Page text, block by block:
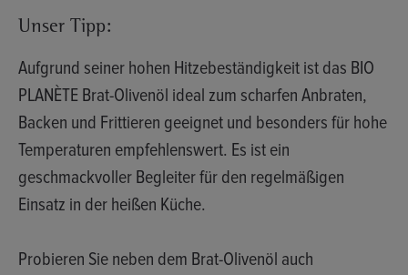
Unser Tipp:
Aufgrund seiner hohen Hitzebeständigkeit ist das BIO
PLANÈTE Brat-Olivenöl ideal zum scharfen Anbraten,
Backen und Frittieren geeignet und besonders für hohe
Temperaturen empfehlenswert. Es ist ein
geschmackvoller Begleiter für den regelmäßigen
Einsatz in der heißen Küche.
Probieren Sie neben dem Brat-Olivenöl auch